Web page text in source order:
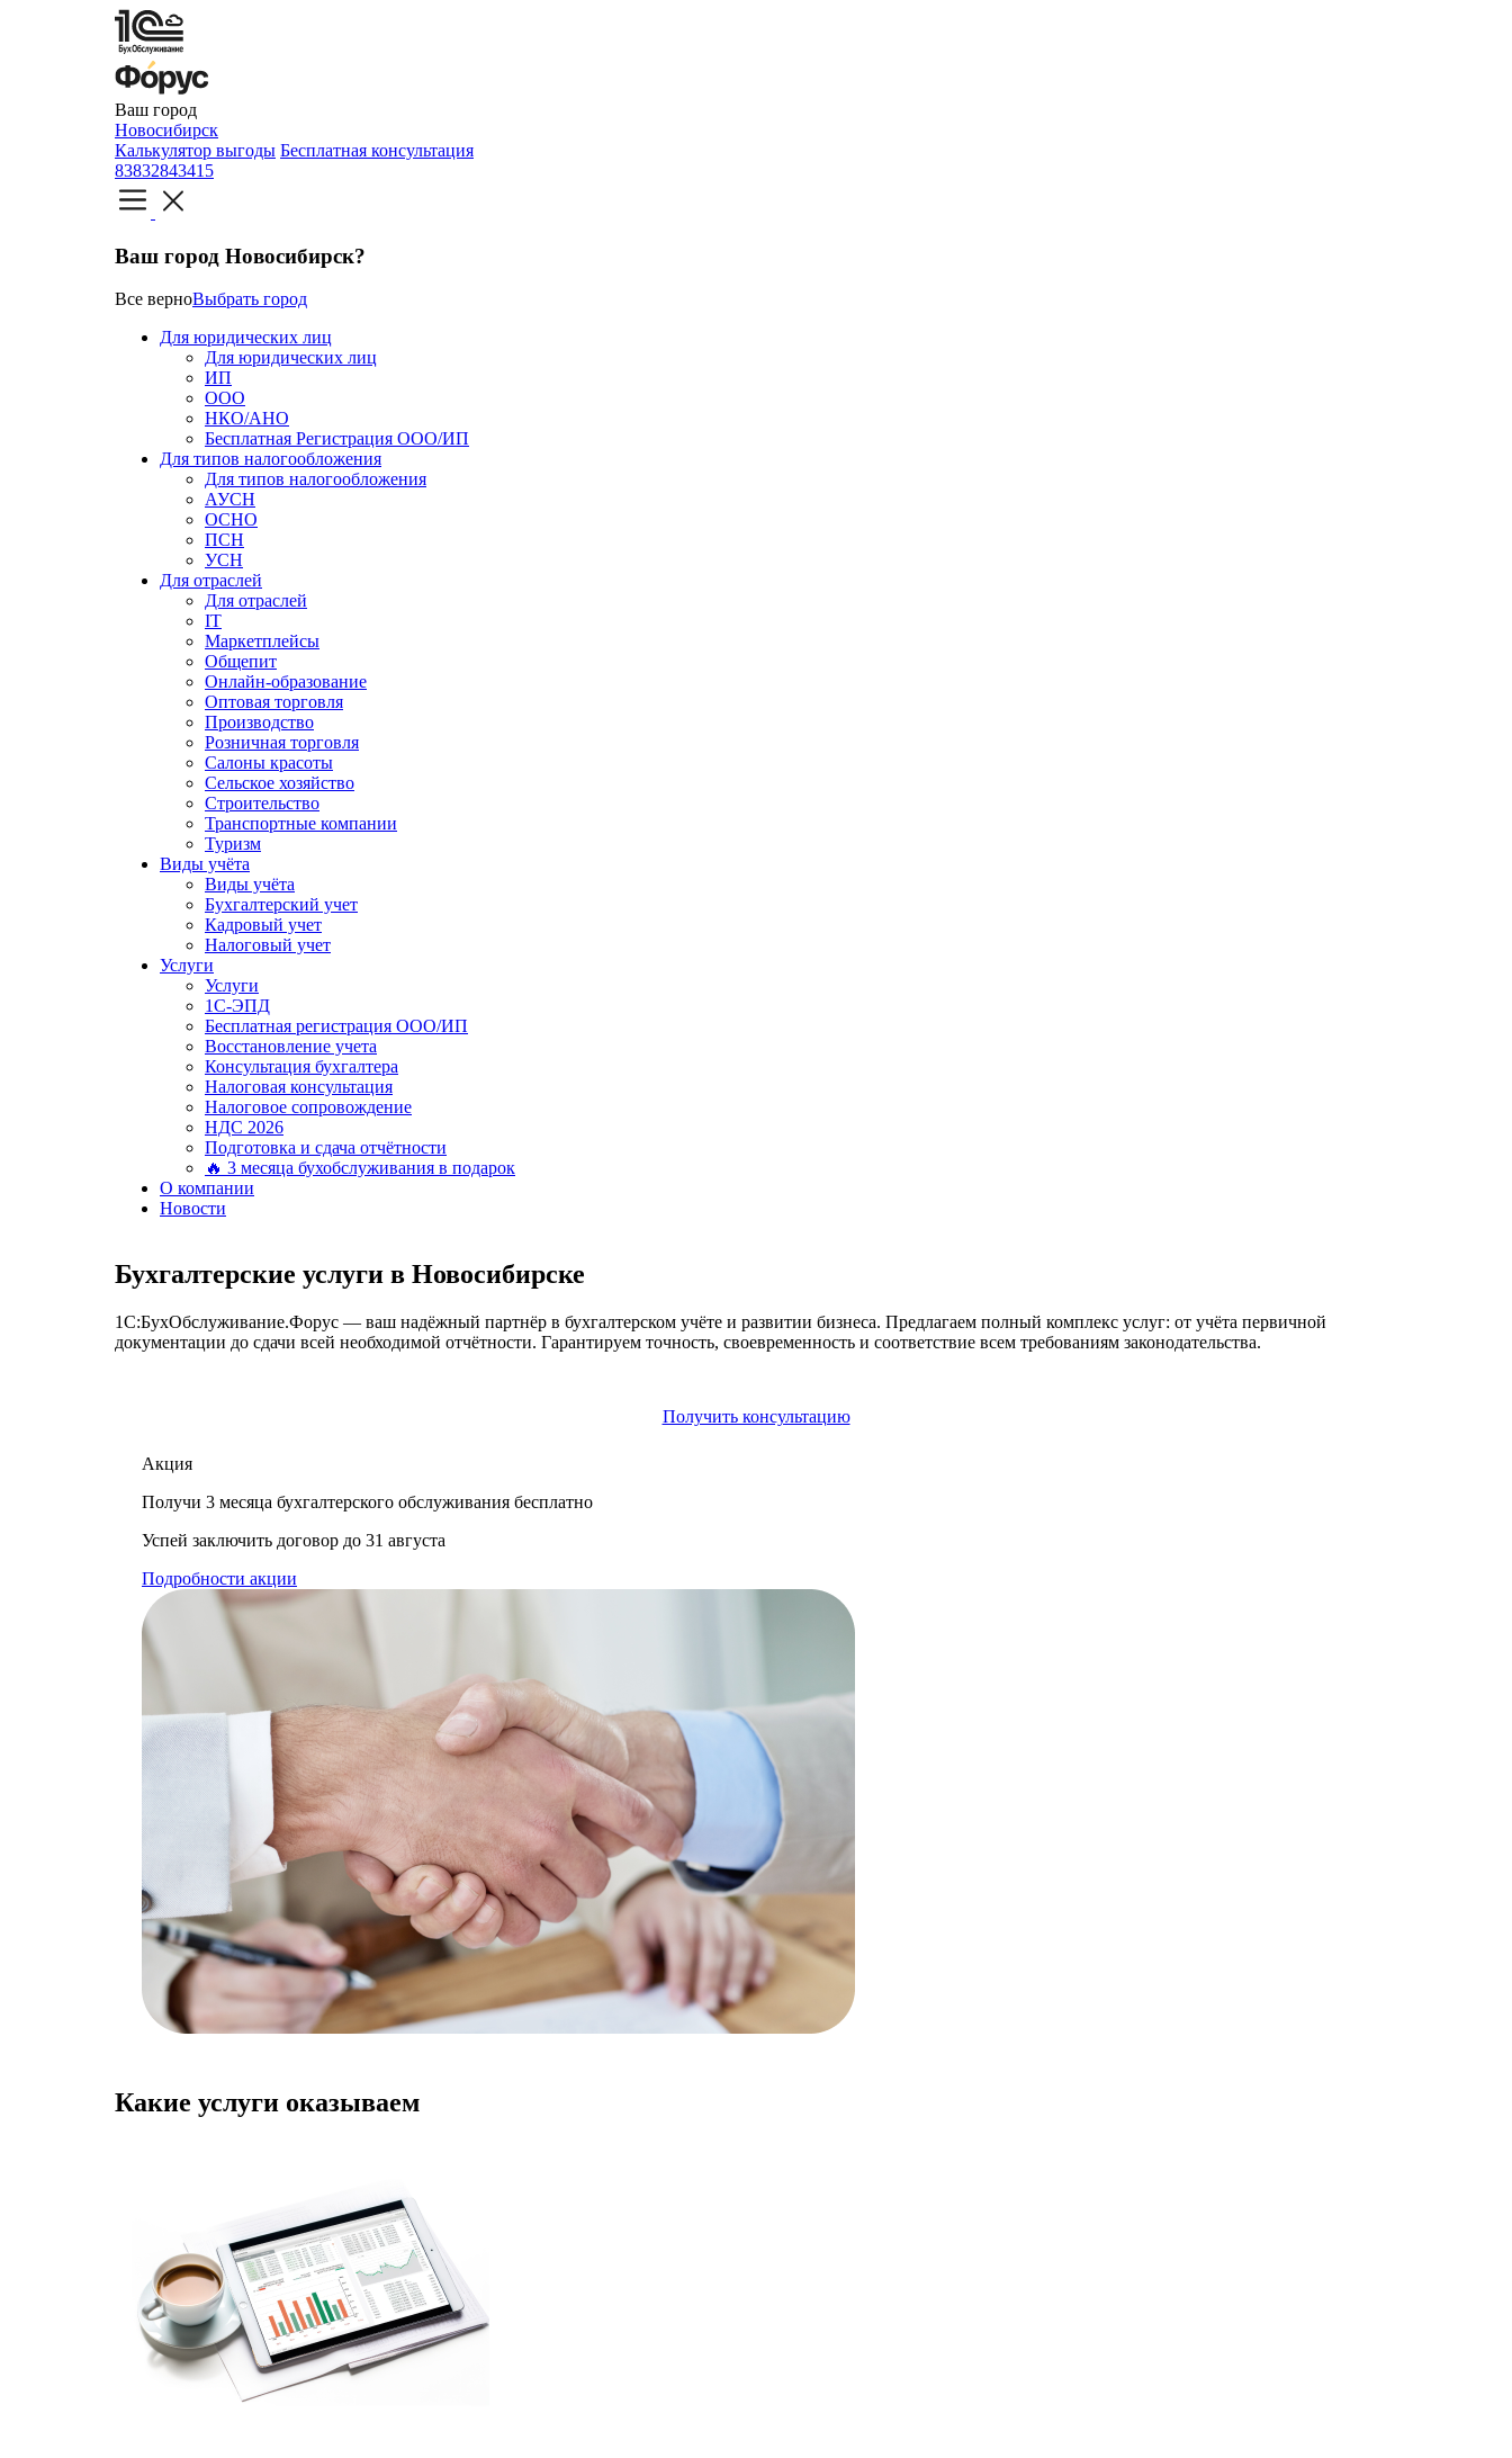
Ваш город
Новосибирск
Калькулятор выгоды Бесплатная консультация
83832843415
Ваш город Новосибирск?
Все верноВыбрать город
Для юридических лиц
Для юридических лиц
ИП
ООО
НКО/АНО
Бесплатная Регистрация ООО/ИП
Для типов налогообложения
Для типов налогообложения
АУСН
ОСНО
ПСН
УСН
Для отраслей
Для отраслей
IT
Маркетплейсы
Общепит
Онлайн-образование
Оптовая торговля
Производство
Розничная торговля
Салоны красоты
Сельское хозяйство
Строительство
Транспортные компании
Туризм
Виды учёта
Виды учёта
Бухгалтерский учет
Кадровый учет
Налоговый учет
Услуги
Услуги
1С-ЭПД
Бесплатная регистрация ООО/ИП
Восстановление учета
Консультация бухгалтера
Налоговая консультация
Налоговое сопровождение
НДС 2026
Подготовка и сдача отчётности
🔥 3 месяца бухобслуживания в подарок
О компании
Новости
Бухгалтерские услуги в Новосибирске
1С:БухОбслуживание.Форус — ваш надёжный партнёр в бухгалтерском учёте и развитии бизнеса. Предлагаем полный комплекс услуг: от учёта первичной
документации до сдачи всей необходимой отчётности. Гарантируем точность, своевременность и соответствие всем требованиям законодательства.
Получить консультацию
Акция
Получи 3 месяца бухгалтерского обслуживания бесплатно
Успей заключить договор до 31 августа
Подробности акции
Какие услуги оказываем